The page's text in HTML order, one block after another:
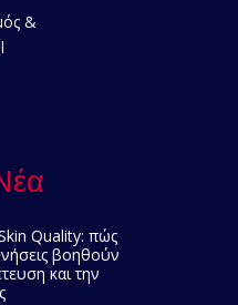
&
Quality: πώς
βοηθούν
και την